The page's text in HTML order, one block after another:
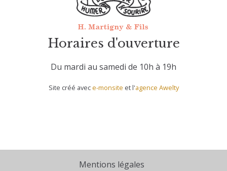
Horaires d'ouverture
Du mardi au samedi de 10h à 19h
Site créé avece-monsite et l'agence Awelty
Mentions légales